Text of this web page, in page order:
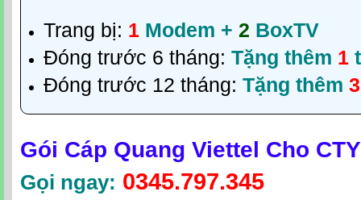
Trang bị: 1 Modem + 2 BoxTV
Đóng trước 6 tháng: Tặng thêm 1
Đóng trước 12 tháng: Tặng thêm 3
Gói Cáp Quang Viettel Cho
Gọi ngay: 0345.797.345